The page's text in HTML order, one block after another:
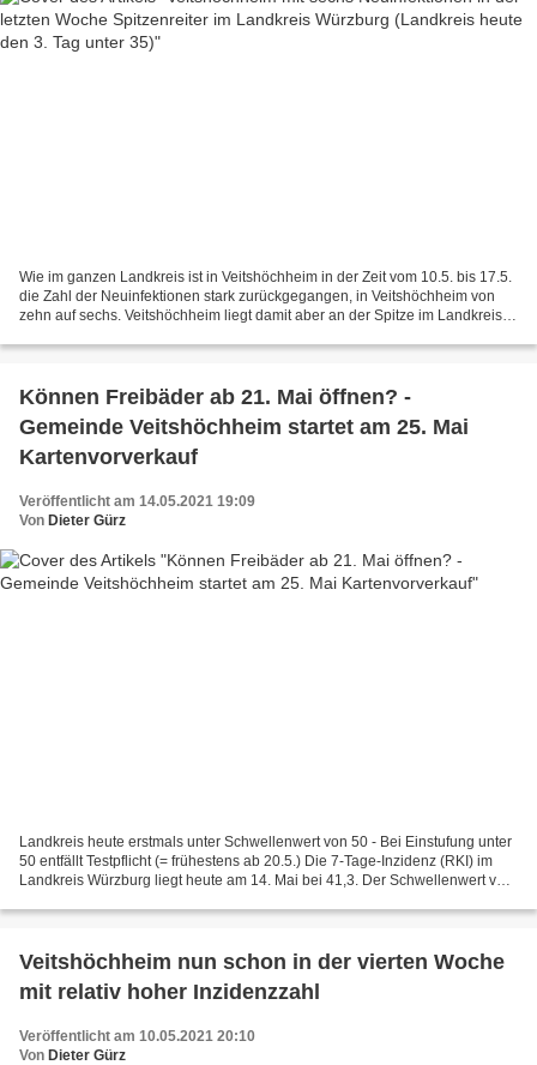
Wie im ganzen Landkreis ist in Veitshöchheim in der Zeit vom 10.5. bis 17.5.
die Zahl der Neuinfektionen stark zurückgegangen, in Veitshöchheim von
zehn auf sechs. Veitshöchheim liegt damit aber an der Spitze im Landkreis.
Können Freibäder ab 21. Mai öffnen? -
Gemeinde Veitshöchheim startet am 25. Mai
Kartenvorverkauf
Veröffentlicht am 14.05.2021 19:09
Von Dieter Gürz
Landkreis heute erstmals unter Schwellenwert von 50 - Bei Einstufung unter
50 entfällt Testpflicht (= frühestens ab 20.5.) Die 7-Tage-Inzidenz (RKI) im
Landkreis Würzburg liegt heute am 14. Mai bei 41,3. Der Schwellenwert von
Veitshöchheim nun schon in der vierten Woche
mit relativ hoher Inzidenzzahl
Veröffentlicht am 10.05.2021 20:10
Von Dieter Gürz